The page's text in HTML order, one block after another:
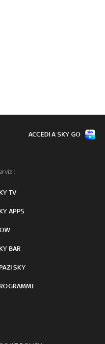
TV
APPS
BAR
SKY
ACCEDI A SKY GO